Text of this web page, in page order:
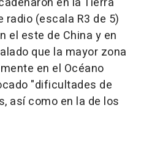
(escala R3 de 5)
el este de China y en
que la mayor zona
en el Océano
"dificultades de
así como en la de los